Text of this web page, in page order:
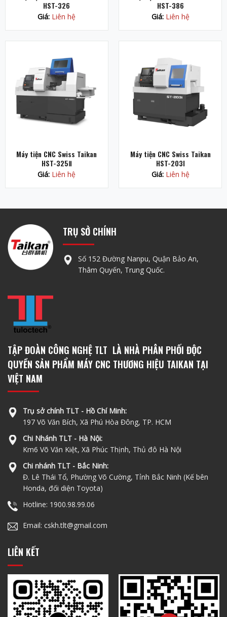
HST-326
Giá: Liên hệ
HST-386
Giá:Liên hệ
Máy tiện CNC Swiss Taikan
HST-325Ⅱ
Giá: Liên hệ
Máy tiện CNC Swiss Taikan
HST-203I
Giá:Liên hệ
TRỤ SỞ CHÍNH
Số 152 Đường Nanpu, Quận Bảo An,
Thâm Quyến, Trung Quốc.
TẬP ĐOÀN CÔNG NGHỆ TLT LÀ NHÀ PHÂN PHỐI ĐỘC
QUYỀN SẢN PHẨM MÁY CNC THƯƠNG HIỆU TAIKAN TẠI
VIỆT NAM
Trụ sở chính TLT - Hồ Chí Minh:
197 Võ Văn Bích, Xã Phú Hòa Đông, TP. HCM
Chi Nhánh TLT - Hà Nội:
Km6 Võ Văn Kiệt, Xã Phúc Thịnh, Thủ đô Hà Nội
Chi nhánh TLT - Bắc Ninh:
Đ. Lê Thái Tổ, Phường Võ Cường, Tỉnh Bắc Ninh (Kế bên
Honda, đối diện Toyota)
Hotline: 1900.98.99.06
Email: cskh.tlt@gmail.com
LIÊN KẾT